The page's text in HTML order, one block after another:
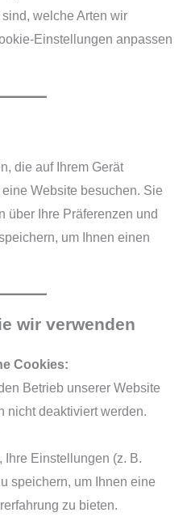
welche Arten wir
Einstellungen anpassen
die auf Ihrem Gerät
Website besuchen. Sie
über Ihre Präferenzen und
um Ihnen einen
wir verwenden
Cookies:
Betrieb unserer Website
nicht deaktiviert werden.
Ihre Einstellungen (z. B.
speichern, um Ihnen eine
zu bieten.